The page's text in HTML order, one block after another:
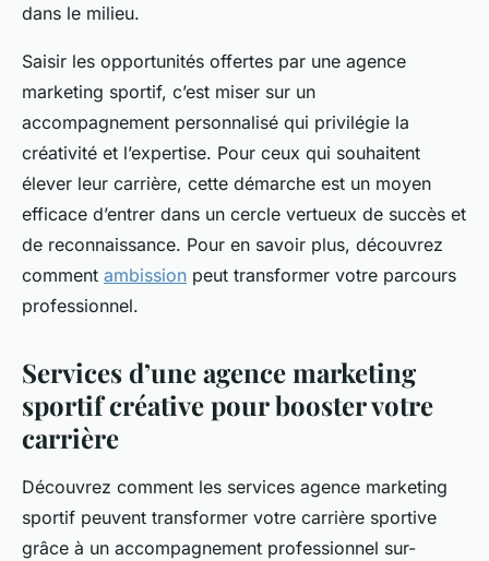
dans le milieu.
Saisir les opportunités offertes par une agence
marketing sportif, c’est miser sur un
accompagnement personnalisé qui privilégie la
créativité et l’expertise. Pour ceux qui souhaitent
élever leur carrière, cette démarche est un moyen
efficace d’entrer dans un cercle vertueux de succès et
de reconnaissance. Pour en savoir plus, découvrez
comment ambission peut transformer votre parcours
professionnel.
Services d’une agence marketing
sportif créative pour booster votre
carrière
Découvrez comment les services agence marketing
sportif peuvent transformer votre carrière sportive
grâce à un accompagnement professionnel sur-